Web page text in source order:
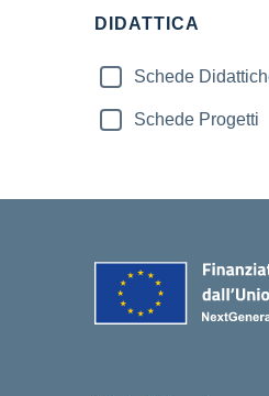
DIDATTICA
Schede
Schede Progetti